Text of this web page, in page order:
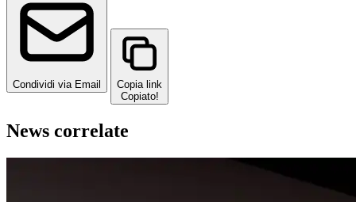
Condividi via Email
Copia link
Copiato!
News correlate